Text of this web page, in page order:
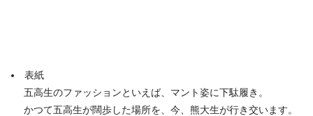
表紙
五高生のファッションといえば、マント姿に下駄履き。
かつて五高生が闊歩した場所を、今、熊大生が行き交います。